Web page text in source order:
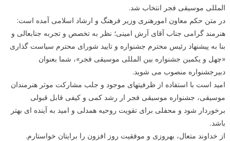
المللی موسیقی فجر انتخاب شد.
در متن حکم معاون امورهنری وزیر فرهنگ و ارشاد اسلامی آمده است:
هنرمند گرامی جناب آقای آرش امینی؛ نظر به تخصص و تجربه جنابعالی و
بنا به پیشنهاد رئیس محترم جشنواره و تایید شورای محترم سیاست گذاری
«چهل و یکمین جشنواره بین المللی موسیقی فجر»، شما بعنوان
دبیرجشنواره منصوب می شوید.
امید است با استفاده از ظرفیتهای موجود و جلب مشارکت موثر هنرمندان
موسیقی، جشنواره موسیقی فجر ار رشد کمی و کیفی قابل قبولی
برخوردار شود و محفلی برای تقویت روحیه همدلی و امید به آینده ای بهتر
باشد.
از خداوند متعال، بهروزی و موفقیت روز افزون را برایتان خواستارم.